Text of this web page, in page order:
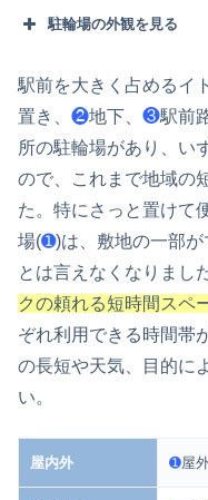
駐輪場の外観を見る
❷
❸
駅前を大きく占めるイ
置き、 ❷地下、 ❸駅前
所の駐輪場があり、い
ので、これまで地域の
た。特にさっと置けて
場(➊)は、敷地の一部
とは言えなくなりまし
クの頼れる短時間スペ
ぞれ利用できる時間帯
の長短や天気、目的に
い。
屋内外 ➊屋